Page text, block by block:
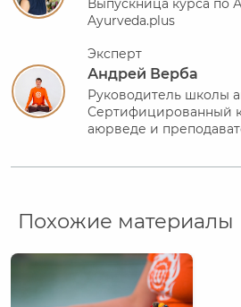
Выпускница курса по
Ayurveda.plus
Эксперт
Андрей Верба
Руководитель школы
Сертифицированный
аюрведе и
Похожие материалы